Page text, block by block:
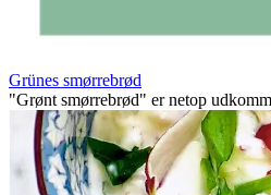
Grünes smørrebrød
"Grønt smørrebrød" er netop